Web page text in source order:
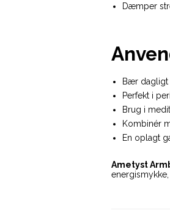
Dæmper
Bær dagligt
Perfekt i
Brug i
Kombinér
En oplagt
Ametyst